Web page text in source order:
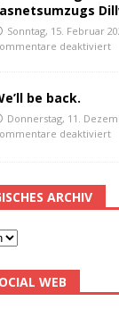
Sonntag, 15. Februar
deaktiviert
be back.
Donnerstag, 11.
deaktiviert
ARCHIV
WEB